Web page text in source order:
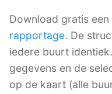
Download gratis een
rapportage. De
iedere buurt
gegevens en de
op de kaart (alle